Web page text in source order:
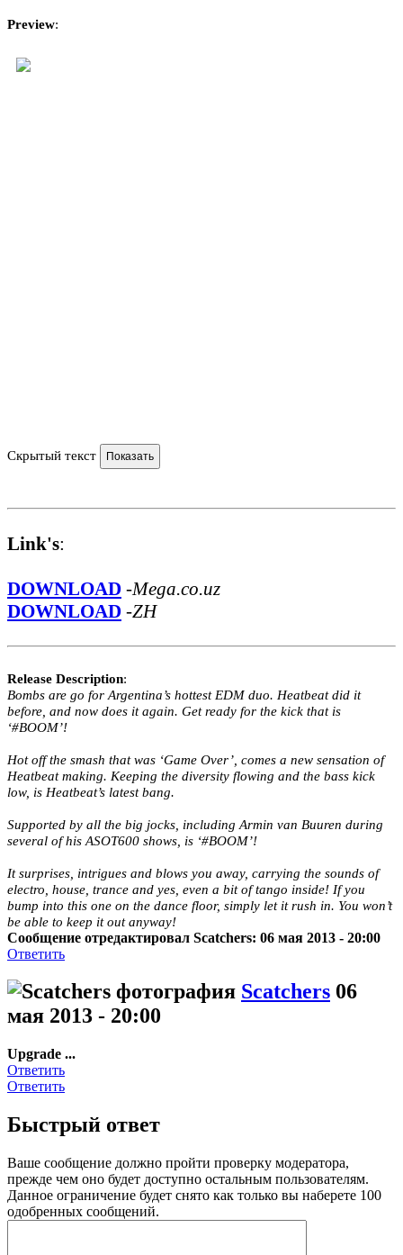
Preview:
Скрытый текст
Link's:
DOWNLOAD -Mega.co.uz
DOWNLOAD -ZH
Release Description:
Bombs are go for Argentina’s hottest EDM duo. Heatbeat did it
before, and now does it again. Get ready for the kick that is
‘#BOOM’!
Hot off the smash that was ‘Game Over’, comes a new sensation of
Heatbeat making. Keeping the diversity flowing and the bass kick
low, is Heatbeat’s latest bang.
Supported by all the big jocks, including Armin van Buuren during
several of his ASOT600 shows, is ‘#BOOM’!
It surprises, intrigues and blows you away, carrying the sounds of
electro, house, trance and yes, even a bit of tango inside! If you
bump into this one on the dance floor, simply let it rush in. You won’t
be able to keep it out anyway!
Сообщение отредактировал Scatchers: 06 мая 2013 - 20:00
Ответить
Scatchers 06
мая 2013 - 20:00
Upgrade ...
Ответить
Ответить
Быстрый ответ
Ваше сообщение должно пройти проверку модератора,
прежде чем оно будет доступно остальным пользователям.
Данное ограничение будет снято как только вы наберете 100
одобренных сообщений.